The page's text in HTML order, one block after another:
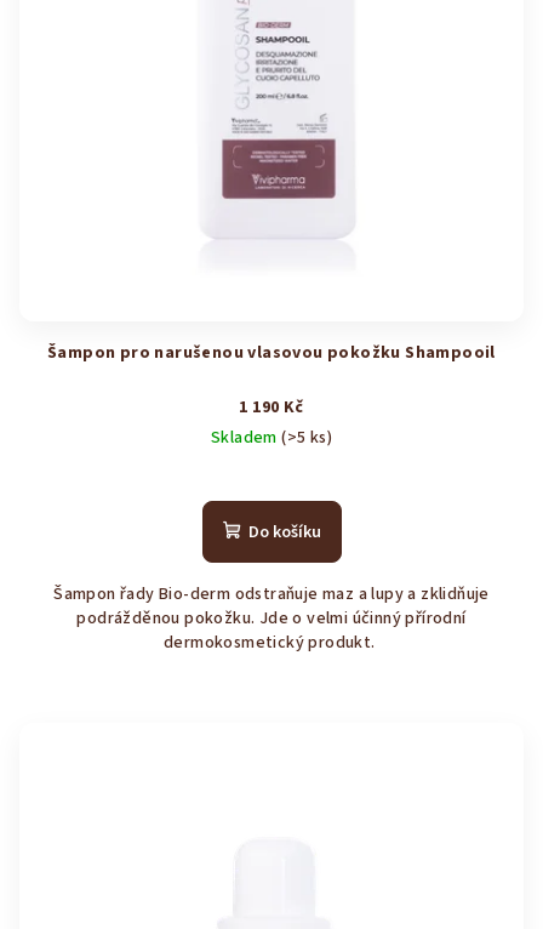
Šampon pro narušenou vlasovou pokožku Shampooil
1 190 Kč
Skladem(>5 ks)
hodnocení
produktu
z
5
hvězdiček.
Do košíku
Šampon řady Bio-derm odstraňuje maz a lupy a zklidňuje
podrážděnou pokožku. Jde o velmi účinný přírodní
dermokosmetický produkt.